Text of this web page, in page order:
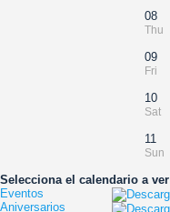
08
Thu
09
Fri
10
Sat
11
Sun
Selecciona el calendario a ver
Eventos
Aniversarios